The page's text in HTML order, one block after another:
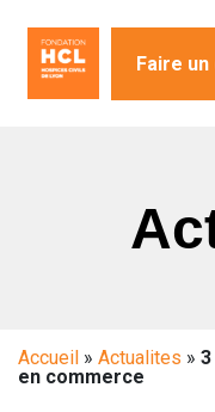
Faire un
Accueil » Actualites »
en commerce